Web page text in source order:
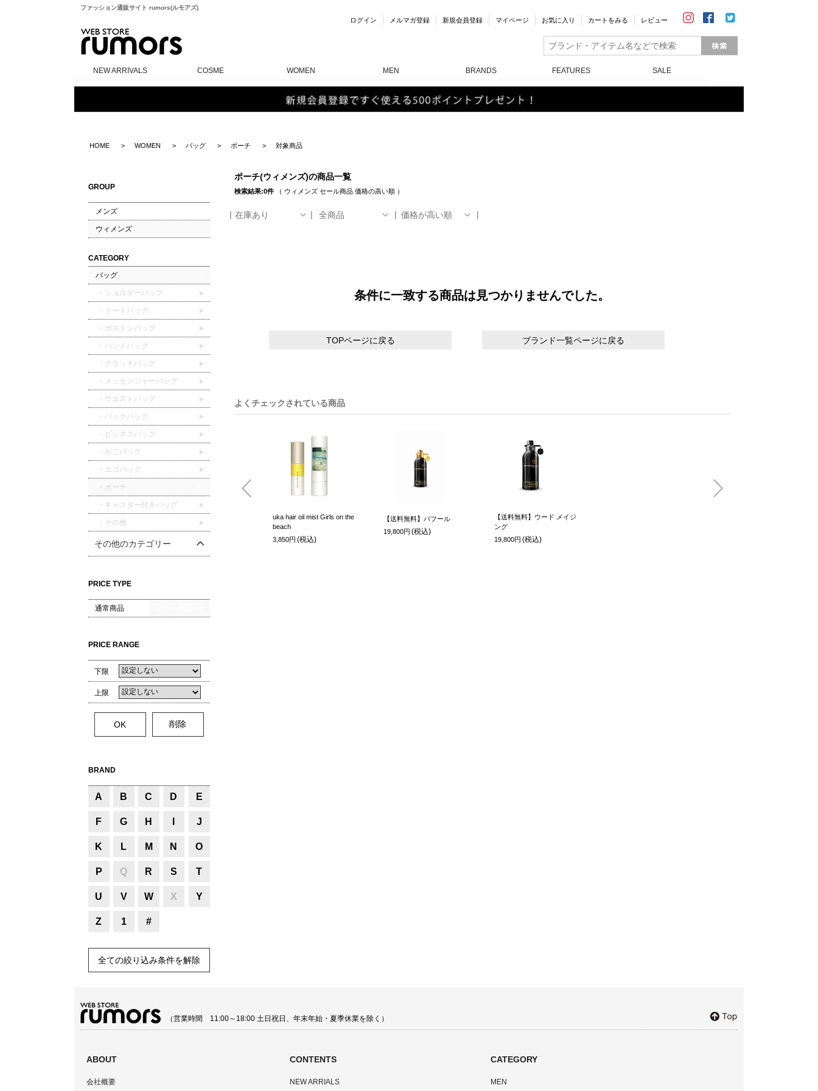
ファッション通販サイト rumors(ルモアズ)
ログイン メルマガ登録 新規会員登録 マイページ お気に入り カートをみる レビュー
NEW ARRIVALS COSME WOMEN MEN BRANDS FEATURES SALE
HOME WOMEN バッグ ポーチ 対象商品
GROUP
メンズ
ウィメンズ
CATEGORY
バッグ
・ショルダーバッグ
・トートバッグ
・ボストンバッグ
・ハンドバッグ
・クラッチバッグ
・メッセンジャーバッグ
・ウエストバッグ
・バックパック
・ビジネスバッグ
・かごバッグ
・エコバッグ
・ポーチ
・キャスター付きバッグ
・その他
その他のカテゴリー
PRICE TYPE
通常商品
PRICE RANGE
下限
上限
BRAND
A B C D E
F G H J
K L M N O
P Q R S T
U V W X Y
Z 1 #
全ての絞り込み条件を解除
ポーチ(ウィメンズ)の商品一覧
検索結果:0件（ ウィメンズ セール商品 価格の高い順）
在庫あり 全商品 価格が高い順
条件に一致する商品は見つかりませんでした。
TOPページに戻る ブランド一覧ページに戻る
よくチェックされている商品
uka hair oil mist Girls on the
beach
3,850円 (税込)
【送料無料】バフール
19,800円 (税込)
【送料無料】ウード メイジ
ング
19,800円 (税込)
（営業時間 11:00～18:00 土日祝日、年末年始・夏季休業を除く）
ABOUT
会社概要
CONTENTS
NEW ARRIALS
CATEGORY
MEN